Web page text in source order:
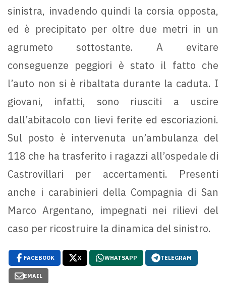
sinistra, invadendo quindi la corsia opposta,
ed è precipitato per oltre due metri in un
agrumeto sottostante. A evitare
conseguenze peggiori è stato il fatto che
l’auto non si è ribaltata durante la caduta. I
giovani, infatti, sono riusciti a uscire
dall’abitacolo con lievi ferite ed escoriazioni.
Sul posto è intervenuta un’ambulanza del
118 che ha trasferito i ragazzi all’ospedale di
Castrovillari per accertamenti. Presenti
anche i carabinieri della Compagnia di San
Marco Argentano, impegnati nei rilievi del
caso per ricostruire la dinamica del sinistro.
FACEBOOK X WHATSAPP TELEGRAM
EMAIL